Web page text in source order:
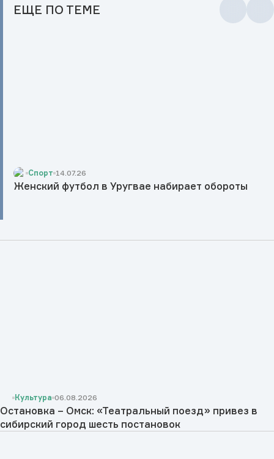
ЕЩЕ ПО ТЕМЕ
Спорт 14.07.26
Женский футбол в Уругвае набирает обороты
Культура 06.08.2026
Остановка – Омск: «Театральный поезд» привез в
сибирский город шесть постановок